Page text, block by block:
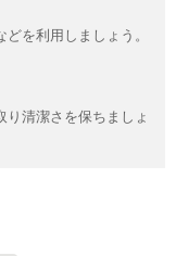
を利用しましょう。
り清潔さを保ちましょ